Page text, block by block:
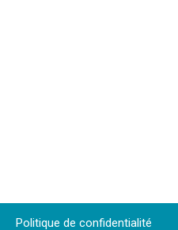
Politique de confidentialité